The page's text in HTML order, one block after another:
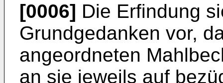
[0006] Die Erfindung
Grundgedanken vor,
angeordneten
an sie jeweils auf